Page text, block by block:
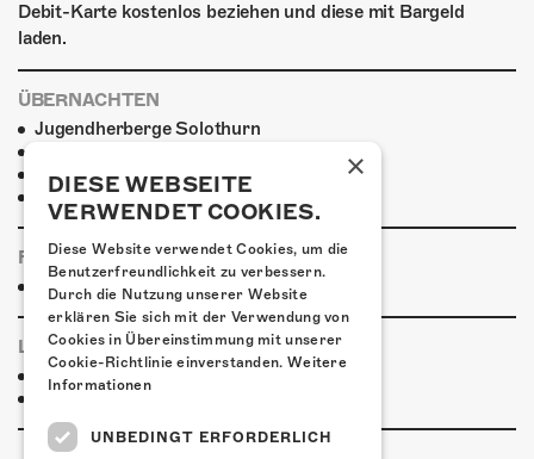
Debit-Karte kostenlos beziehen und diese mit Bargeld
laden.
ÜBERNACHTEN
Jugendherberge Solothurn
H4 Hotel
Weitere Unterkünfte
FOODTRUCK
Essensangebot
LINKS & PARTNER
Facebook-Event
×
DIESE WEBSEITE
VERWENDET COOKIES.
Diese Website verwendet Cookies, um die
Benutzerfreundlichkeit zu verbessern.
Durch die Nutzung unserer Website
erklären Sie sich mit der Verwendung von
Cookies in Übereinstimmung mit unserer
Cookie-Richtlinie einverstanden. Weitere
Informationen
UNBEDINGT ERFORDERLICH